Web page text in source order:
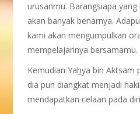
urusanmu. Barangsiapa
akan banyak benarnya.
kami akan mengumpulkan
mempelajarinya bersamamu.
Kemudian Yahya bin Aktsam
dia pun diangkat menjadi
mendapatkan celaan pada